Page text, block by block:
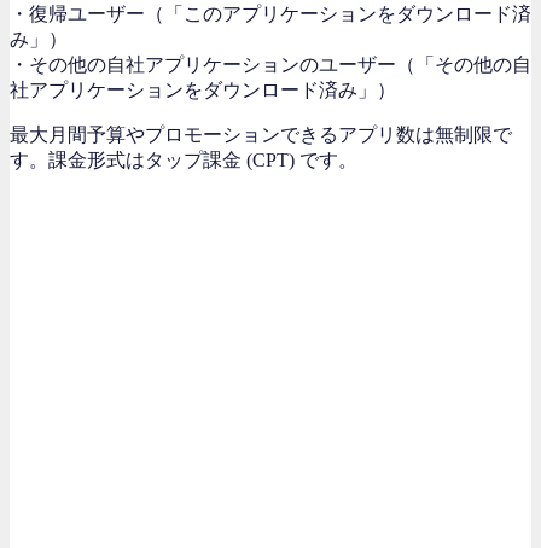
・復帰ユーザー（「このアプリケーションをダウンロード済
み」）
・その他の自社アプリケーションのユーザー（「その他の自
社アプリケーションをダウンロード済み」）
最大月間予算やプロモーションできるアプリ数は無制限で
す。課金形式はタップ課金 (CPT) です。